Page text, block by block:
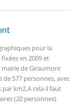
pour la
en 2009 et
mairie de Giraumont
577 personnes, avec
par km2.A cela il faut
(20 personnes)